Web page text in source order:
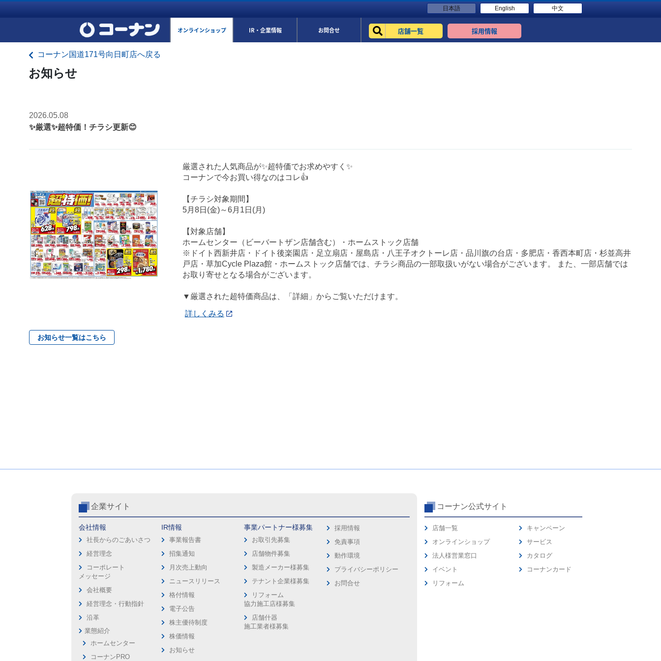
日本語 English 中文
オンラインショップ IR・企業情報 お問合せ 店舗一覧 採用情報
コーナン国道171号向日町店へ戻る
お知らせ
2026.05.08
✨厳選✨超特価！チラシ更新😊
厳選された人気商品が✨超特価でお求めやすく✨
コーナンで今お買い得なのはコレ👍
【チラシ対象期間】
5月8日(金)～6月1日(月)
【対象店舗】
ホームセンター（ビーバートザン店舗含む）・ホームストック店舗
※ドイト西新井店・ドイト後楽園店・足立扇店・屋島店・八王子オクトーレ店・品川旗の台店・多肥店・香西本町店・杉並高井
戸店・草加Cycle Plaza館・ホームストック店舗では、チラシ商品の一部取扱いがない場合がございます。 また、一部店舗では
お取り寄せとなる場合がございます。
▼厳選された超特価商品は、「詳細」からご覧いただけます。
詳しくみる
お知らせ一覧はこちら
企業サイト
会社情報
社長からのごあいさつ
経営理念
コーポレート
メッセージ
会社概要
経営理念・行動指針
沿革
業態紹介
ホームセンター
コーナンPRO
IR情報
事業報告書
招集通知
月次売上動向
ニュースリリース
格付情報
電子公告
株主優待制度
株価情報
お知らせ
事業パートナー様募集
お取引先募集
店舗物件募集
製造メーカー様募集
テナント企業様募集
リフォーム
協力施工店様募集
店舗什器
施工業者様募集
採用情報
免責事項
動作環境
プライバシーポリシー
お問合せ
コーナン公式サイト
店舗一覧
オンラインショップ
法人様営業窓口
イベント
リフォーム
キャンペーン
サービス
カタログ
コーナンカード